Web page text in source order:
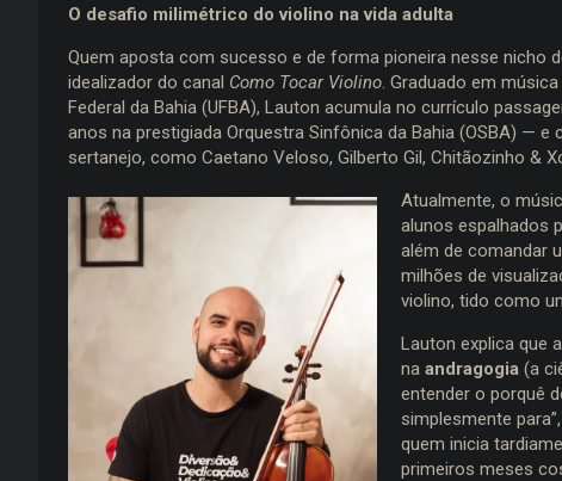
O desafio milimétrico do violino na vida adulta
Quem aposta com sucesso e de forma pioneira nesse nicho
idealizador do canal Como Tocar Violino . Graduado em
Federal da Bahia (UFBA), Lauton acumula no currículo
anos na prestigiada Orquestra Sinfônica da Bahia (OSBA) —
sertanejo, como Caetano Veloso, Gilberto Gil, Chitãozinho &
Atualmente, o
alunos espalhados
além de comandar
milhões de
violino, tido como
Lauton explica que
na andragogia (a
entender o porquê
simplesmente
quem inicia
primeiros meses